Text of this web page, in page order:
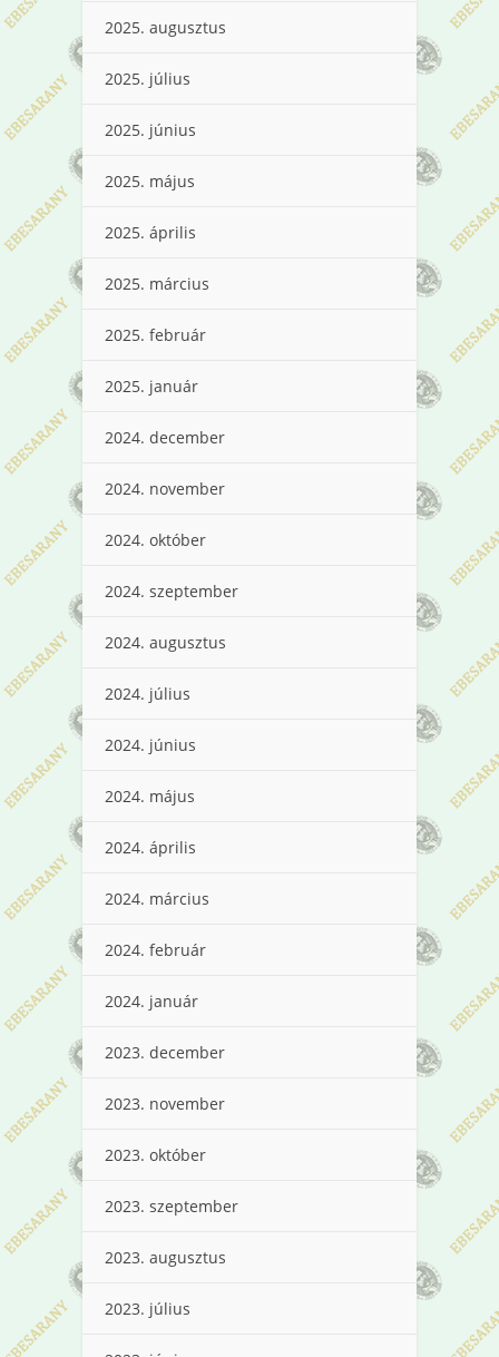
2025. augusztus
2025. július
2025. június
2025. május
2025. április
2025. március
2025. február
2025. január
2024. december
2024. november
2024. október
2024. szeptember
2024. augusztus
2024. július
2024. június
2024. május
2024. április
2024. március
2024. február
2024. január
2023. december
2023. november
2023. október
2023. szeptember
2023. augusztus
2023. július